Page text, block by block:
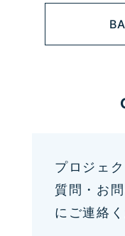
プロジェ
質問・お
にご連絡く